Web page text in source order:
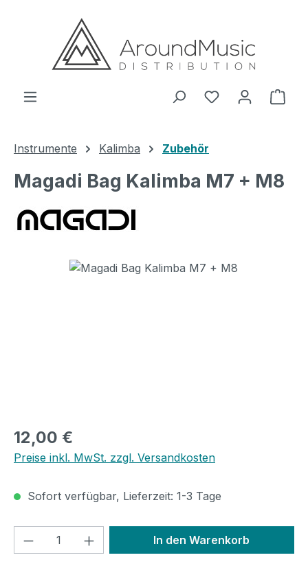
Zum Hauptinhalt springen
Instrumente Kalimba Zubehör
Magadi Bag Kalimba M7 + M8
Bildergalerie überspringen
Regulärer Preis:
12,00 €
Preise inkl. MwSt. zzgl. Versandkosten
Sofort verfügbar, Lieferzeit: 1-3 Tage
Produkt Anzahl: Gib denIn den Warenkorb